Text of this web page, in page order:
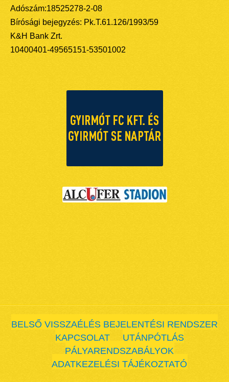
Adószám:18525278-2-08
Bírósági bejegyzés: Pk.T.61.126/1993/59
K&H Bank Zrt.
10400401-49565151-53501002
BELSŐ VISSZAÉLÉS BEJELENTÉSI RENDSZER
KAPCSOLAT
UTÁNPÓTLÁS
PÁLYARENDSZABÁLYOK
ADATKEZELÉSI TÁJÉKOZTATÓ